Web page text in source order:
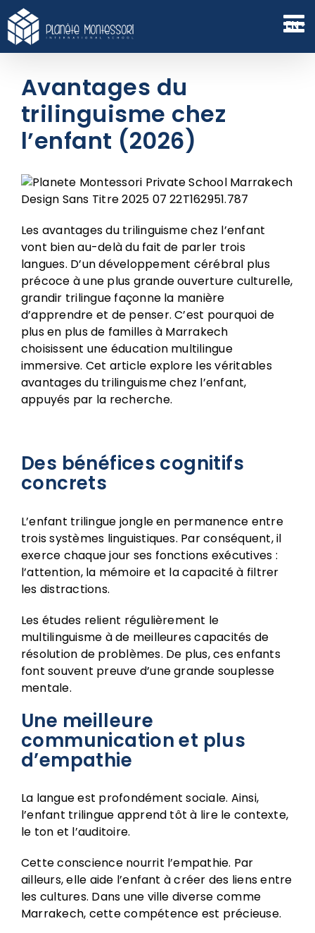
Skip
to
content
EN
Avantages du
trilinguisme chez
l’enfant (2026)
Les avantages du trilinguisme chez l’enfant
vont bien au-delà du fait de parler trois
langues. D’un développement cérébral plus
précoce à une plus grande ouverture culturelle,
grandir trilingue façonne la manière
d’apprendre et de penser. C’est pourquoi de
plus en plus de familles à Marrakech
choisissent une éducation multilingue
immersive. Cet article explore les véritables
avantages du trilinguisme chez l’enfant,
appuyés par la recherche.
Des bénéfices cognitifs
concrets
L’enfant trilingue jongle en permanence entre
trois systèmes linguistiques. Par conséquent, il
exerce chaque jour ses fonctions exécutives :
l’attention, la mémoire et la capacité à filtrer
les distractions.
Les études relient régulièrement le
multilinguisme à de meilleures capacités de
résolution de problèmes. De plus, ces enfants
font souvent preuve d’une grande souplesse
mentale.
Une meilleure
communication et plus
d’empathie
La langue est profondément sociale. Ainsi,
l’enfant trilingue apprend tôt à lire le contexte,
le ton et l’auditoire.
Cette conscience nourrit l’empathie. Par
ailleurs, elle aide l’enfant à créer des liens entre
les cultures. Dans une ville diverse comme
Marrakech, cette compétence est précieuse.